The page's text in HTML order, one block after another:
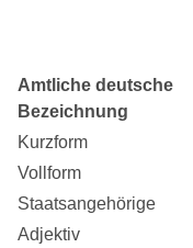
Amtliche deutsche
Bezeichnung
Kurzform
Vollform
Staatsangehörige
Adjektiv